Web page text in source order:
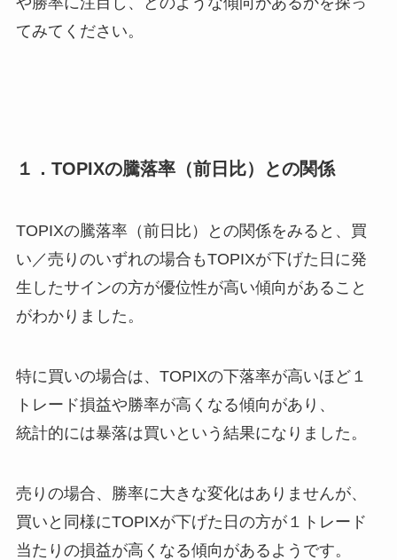
てみてください。
１．TOPIXの騰落率（前日比）との関係
TOPIXの騰落率（前日比）との関係をみると、買
い／売りのいずれの場合もTOPIXが下げた日に発
生したサインの方が優位性が高い傾向があること
がわかりました。
特に買いの場合は、TOPIXの下落率が高いほど１
トレード損益や勝率が高くなる傾向があり、
統計的には暴落は買いという結果になりました。
売りの場合、勝率に大きな変化はありませんが、
買いと同様にTOPIXが下げた日の方が１トレード
当たりの損益が高くなる傾向があるようです。